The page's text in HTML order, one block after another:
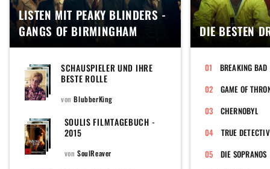
LISTEN MIT PEAKY BLINDERS -
GANGS OF BIRMINGHAM
SCHAUSPIELER UND IHRE
BESTE ROLLE
vonBlubberKing
SOULIS FILMTAGEBUCH -
2015
von SoulReaver
DIE BESTEN
BREAKING BAD
GAME OF
CHERNOBYL
TRUE
DIE SOPRANOS